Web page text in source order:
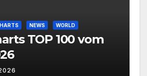
NEWS WORLD
TOP 100 vom